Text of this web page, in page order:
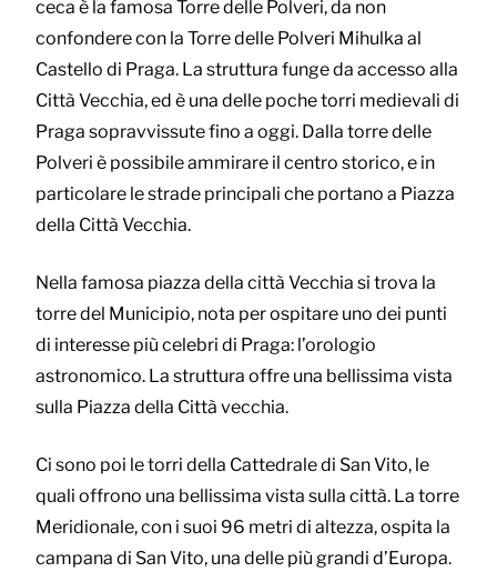
ceca è la famosa Torre delle Polveri, da non
confondere con la Torre delle Polveri Mihulka al
Castello di Praga. La struttura funge da accesso alla
Città Vecchia, ed è una delle poche torri medievali di
Praga sopravvissute fino a oggi. Dalla torre delle
Polveri è possibile ammirare il centro storico, e in
particolare le strade principali che portano a Piazza
della Città Vecchia.
Nella famosa piazza della città Vecchia si trova la
torre del Municipio, nota per ospitare uno dei punti
di interesse più celebri di Praga: l’orologio
astronomico. La struttura offre una bellissima vista
sulla Piazza della Città vecchia.
Ci sono poi le torri della Cattedrale di San Vito, le
quali offrono una bellissima vista sulla città. La torre
Meridionale, con i suoi 96 metri di altezza, ospita la
campana di San Vito, una delle più grandi d’Europa.